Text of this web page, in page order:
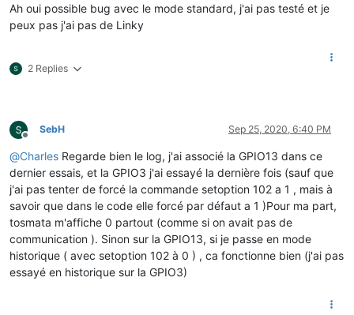
Ah oui possible bug avec le mode standard, j'ai pas testé et je
peux pas j'ai pas de Linky
2 Replies
Offline
SebH Sep 25, 2020, 6:40 PM
@Charles Regarde bien le log, j'ai associé la GPIO13 dans ce
dernier essais, et la GPIO3 j'ai essayé la dernière fois (sauf que
j'ai pas tenter de forcé la commande setoption 102 a 1 , mais à
savoir que dans le code elle forcé par défaut a 1 )Pour ma part,
tosmata m'affiche 0 partout (comme si on avait pas de
communication ). Sinon sur la GPIO13, si je passe en mode
historique ( avec setoption 102 à 0 ) , ca fonctionne bien (j'ai pas
essayé en historique sur la GPIO3)